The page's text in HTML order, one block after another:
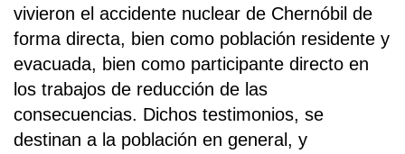
vivieron el accidente nuclear de Chernóbil de
forma directa, bien como población residente y
evacuada, bien como participante directo en
los trabajos de reducción de las
consecuencias. Dichos testimonios, se
destinan a la población en general, y